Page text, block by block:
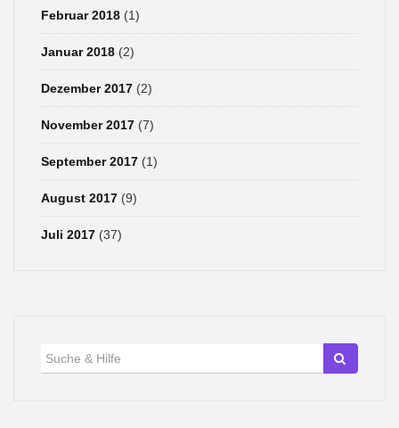
Februar 2018 (1)
Januar 2018 (2)
Dezember 2017 (2)
November 2017 (7)
September 2017 (1)
August 2017 (9)
Juli 2017 (37)
für: